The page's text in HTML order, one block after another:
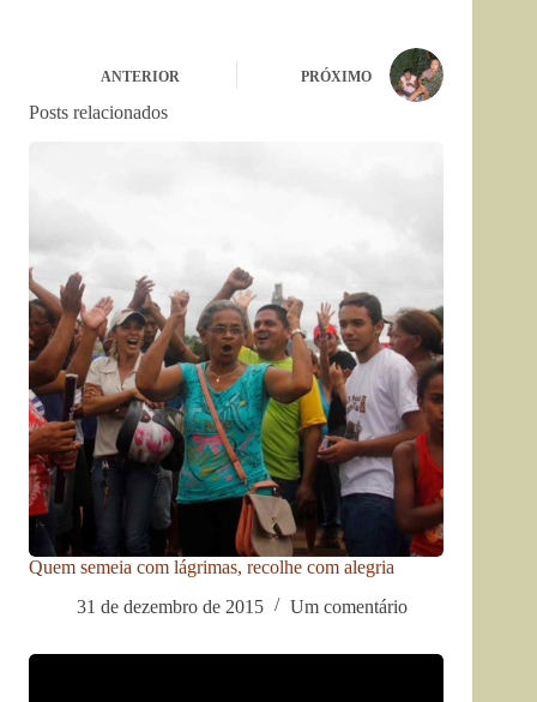
ANTERIOR PRÓXIMO
Posts relacionados
Quem semeia com lágrimas, recolhe com alegria
31 de dezembro de 2015
Um comentário